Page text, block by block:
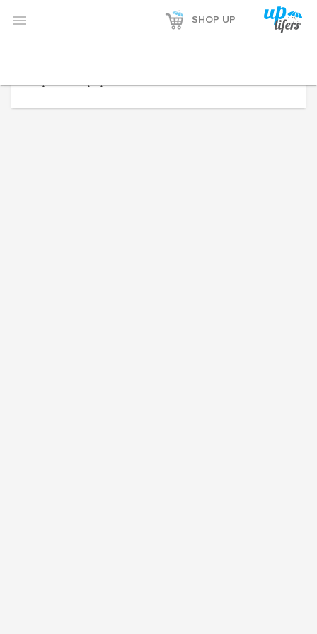
 SHOP UP 